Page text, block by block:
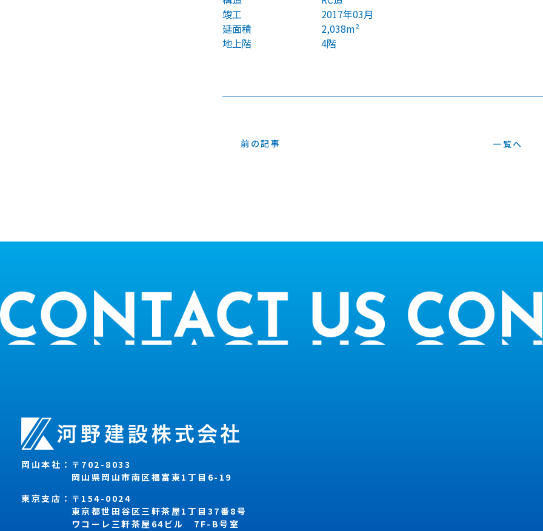
竣工
2017年03月
延面積
2,038m²
地上階
4階
前の記事 一覧へ
岡山本社： 〒702-8033
岡山県岡山市南区福富東1丁目6-19
東京支店： 〒154-0024
東京都世田谷区三軒茶屋1丁目37番8号
ワコーレ三軒茶屋64ビル 7F-B号室